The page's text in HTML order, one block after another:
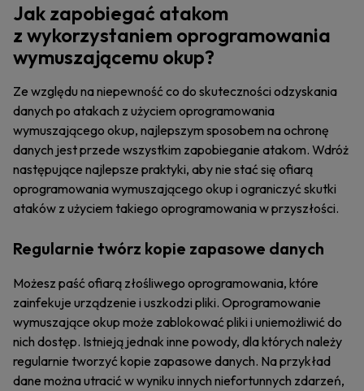
Jak zapobiegać atakom
z wykorzystaniem oprogramowania
wymuszającemu okup?
Ze względu na niepewność co do skuteczności odzyskania
danych po atakach z użyciem oprogramowania
wymuszającego okup, najlepszym sposobem na ochronę
danych jest przede wszystkim zapobieganie atakom. Wdróż
następujące najlepsze praktyki, aby nie stać się ofiarą
oprogramowania wymuszającego okup i ograniczyć skutki
ataków z użyciem takiego oprogramowania w przyszłości.
Regularnie twórz kopie zapasowe danych
Możesz paść ofiarą złośliwego oprogramowania, które
zainfekuje urządzenie i uszkodzi pliki. Oprogramowanie
wymuszające okup może zablokować pliki i uniemożliwić do
nich dostęp. Istnieją jednak inne powody, dla których należy
regularnie tworzyć kopie zapasowe danych. Na przykład
dane można utracić w wyniku innych niefortunnych zdarzeń,